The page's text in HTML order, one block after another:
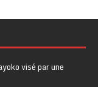
visé par une